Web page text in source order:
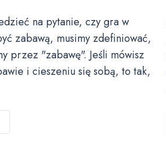
na pytanie, czy gra w
zabawą, musimy zdefiniować,
przez "zabawę". Jeśli mówisz
i cieszeniu się sobą, to tak,